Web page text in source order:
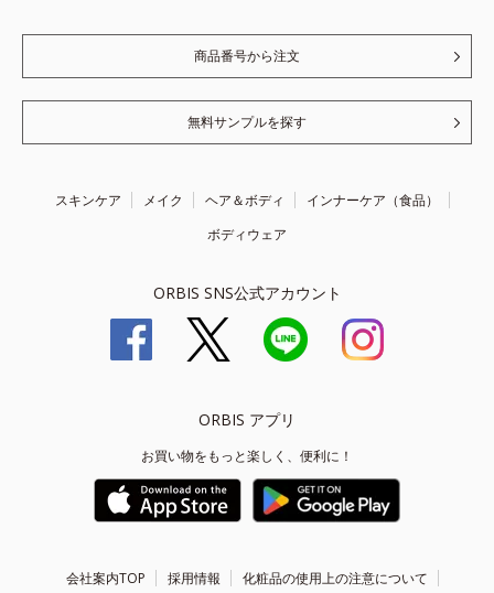
商品番号から注文
無料サンプルを探す
スキンケア メイク ヘア＆ボディ
インナーケア（食品）
ボディウェア
ORBIS SNS公式アカウント
ORBIS アプリ
お買い物をもっと楽しく、便利に！
会社案内TOP 採用情報 化粧品の使用上の注意について